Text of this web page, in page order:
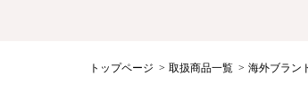
トップページ 取扱商品一覧 海外ブラン